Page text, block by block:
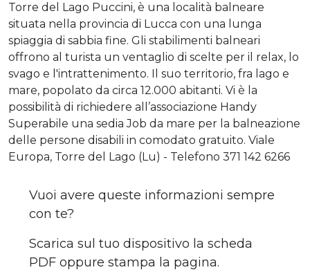
Torre del Lago Puccini, è una località balneare
situata nella provincia di Lucca con una lunga
spiaggia di sabbia fine. Gli stabilimenti balneari
offrono al turista un ventaglio di scelte per il relax, lo
svago e l'intrattenimento. Il suo territorio, fra lago e
mare, popolato da circa 12.000 abitanti. Vi è la
possibilità di richiedere all’associazione Handy
Superabile una sedia Job da mare per la balneazione
delle persone disabili in comodato gratuito. Viale
Europa, Torre del Lago (Lu) - Telefono 371 142 6266
Vuoi avere queste informazioni sempre
con te?
Scarica sul tuo dispositivo la scheda
PDF oppure stampa la pagina.